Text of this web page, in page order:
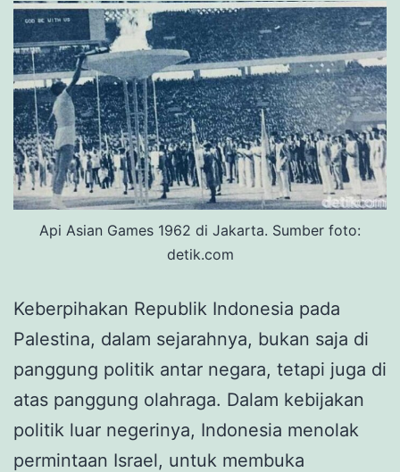
Api Asian Games 1962 di Jakarta. Sumber foto:
detik.com
Keberpihakan Republik Indonesia pada
Palestina, dalam sejarahnya, bukan saja di
panggung politik antar negara, tetapi juga di
atas panggung olahraga. Dalam kebijakan
politik luar negerinya, Indonesia menolak
permintaan Israel, untuk membuka